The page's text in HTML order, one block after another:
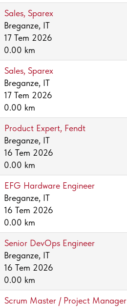
Sales, Sparex
Breganze, IT
17 Tem 2026
0.00 km
Sales, Sparex
Breganze, IT
17 Tem 2026
0.00 km
Product Expert, Fendt
Breganze, IT
16 Tem 2026
0.00 km
EFG Hardware Engineer
Breganze, IT
16 Tem 2026
0.00 km
Senior DevOps Engineer
Breganze, IT
16 Tem 2026
0.00 km
Scrum Master / Project Manager